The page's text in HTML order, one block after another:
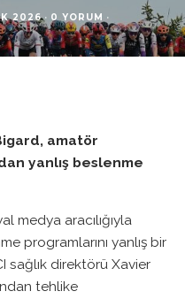
2026 · 0 YORUM ·
amatör
yanlış beslenme
medya aracılığıyla
programlarını yanlış bir
sağlık direktörü Xavier
tehlike